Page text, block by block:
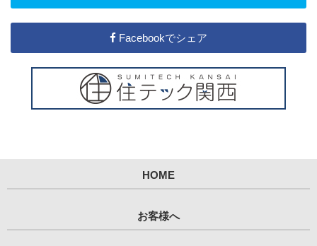
Facebookでシェア
HOME
お客様へ